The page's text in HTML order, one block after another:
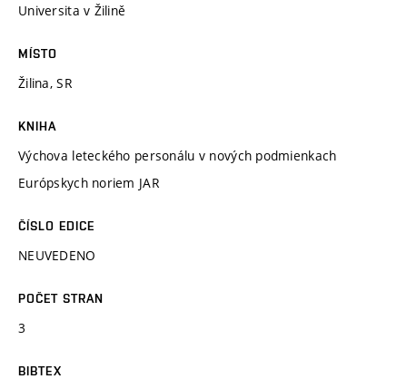
Universita v Žilině
MÍSTO
Žilina, SR
KNIHA
Výchova leteckého personálu v nových podmienkach
Európskych noriem JAR
ČÍSLO EDICE
NEUVEDENO
POČET STRAN
3
BIBTEX